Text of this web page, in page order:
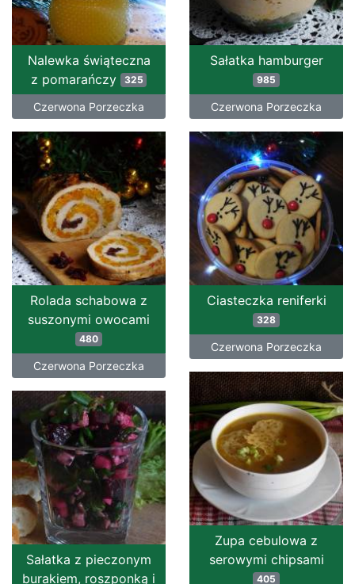
Nalewka świąteczna
z pomarańczy
325
Czerwona Porzeczka
Sałatka hamburger
985
Czerwona Porzeczka
Rolada schabowa z
suszonymi owocami
480
Czerwona Porzeczka
Ciasteczka reniferki
328
Czerwona Porzeczka
Zupa cebulowa z
serowymi chipsami
405
Sałatka z pieczonym
burakiem, roszponką i